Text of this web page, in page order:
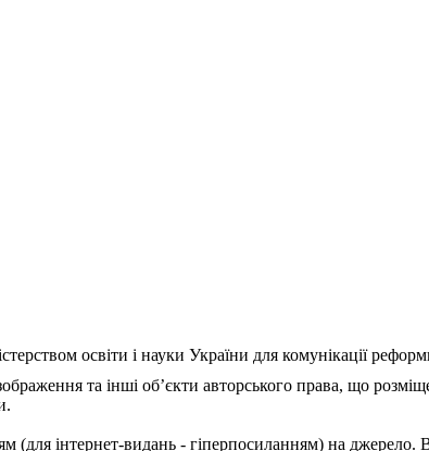
освіти і науки України для комунікації
та інші об’єкти авторського права, що
(для інтернет-видань - гіперпосиланням) на